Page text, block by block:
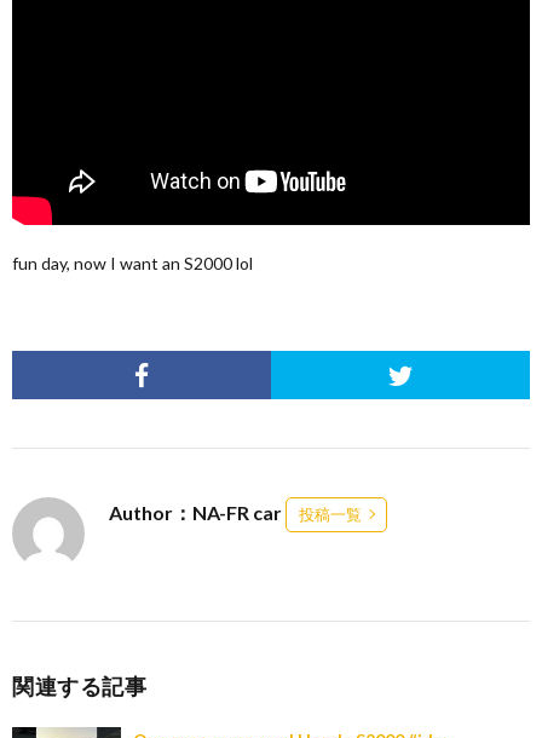
fun day, now I want an S2000 lol
Author：NA-FR car 投稿一覧
関連する記事